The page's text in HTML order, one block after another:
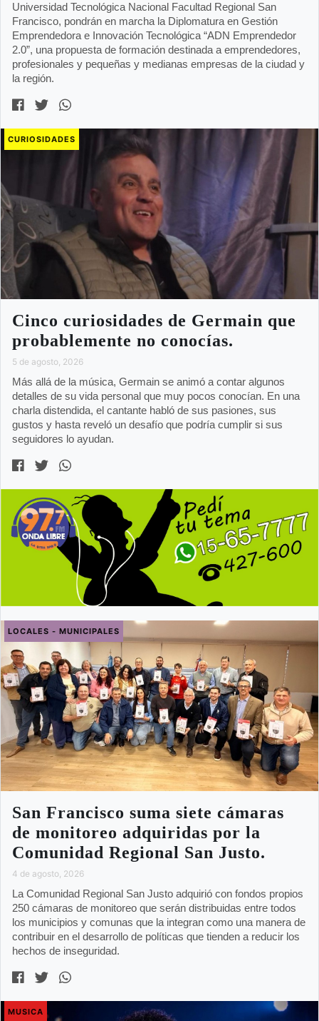
Universidad Tecnológica Nacional Facultad Regional San
Francisco, pondrán en marcha la Diplomatura en Gestión
Emprendedora e Innovación Tecnológica “ADN Emprendedor
2.0”, una propuesta de formación destinada a emprendedores,
profesionales y pequeñas y medianas empresas de la ciudad y
la región.
CURIOSIDADES
Cinco curiosidades de Germain que
probablemente no conocías.
5 de agosto, 2026
Más allá de la música, Germain se animó a contar algunos
detalles de su vida personal que muy pocos conocían. En una
charla distendida, el cantante habló de sus pasiones, sus
gustos y hasta reveló un desafío que podría cumplir si sus
seguidores lo ayudan.
LOCALES - MUNICIPALES
San Francisco suma siete cámaras
de monitoreo adquiridas por la
Comunidad Regional San Justo.
4 de agosto, 2026
La Comunidad Regional San Justo adquirió con fondos propios
250 cámaras de monitoreo que serán distribuidas entre todos
los municipios y comunas que la integran como una manera de
contribuir en el desarrollo de políticas que tienden a reducir los
hechos de inseguridad.
MUSICA